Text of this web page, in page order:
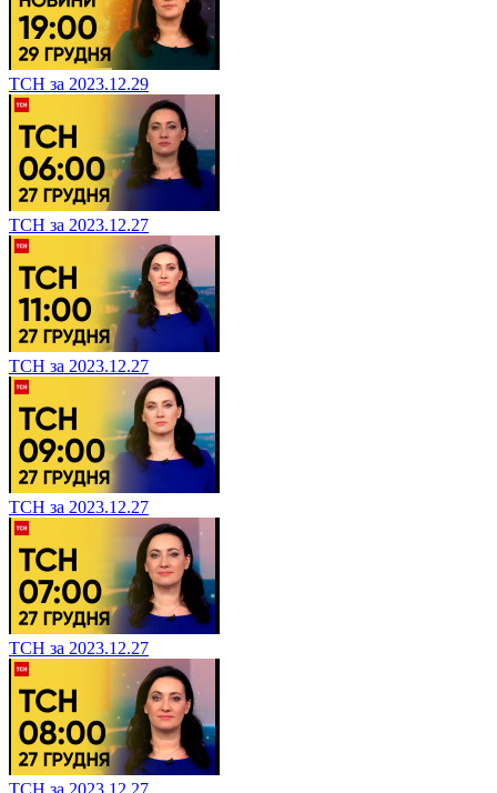
ТСН за 2023.12.29
ТСН за 2023.12.27
ТСН за 2023.12.27
ТСН за 2023.12.27
ТСН за 2023.12.27
ТСН за 2023.12.27